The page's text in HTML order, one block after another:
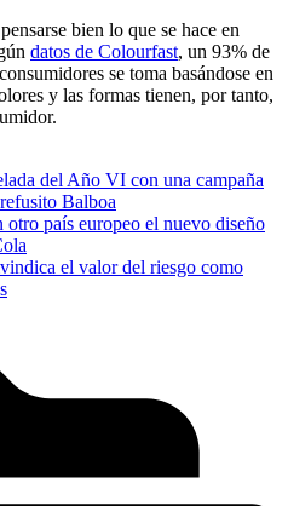
bien lo que se hace en
datos de Colourfast, un 93% de
se toma basándose en
y las formas tienen, por tanto,
del Año VI con una campaña
Balboa
otro país europeo el nuevo diseño
el valor del riesgo como